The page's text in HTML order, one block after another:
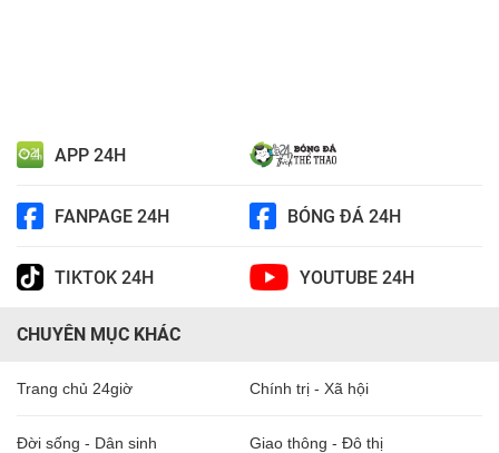
APP 24H
FANPAGE 24H BÓNG ĐÁ 24H
TIKTOK 24H YOUTUBE 24H
CHUYÊN MỤC KHÁC
Trang chủ 24giờ Chính trị - Xã hội
Đời sống - Dân sinh Giao thông - Đô thị